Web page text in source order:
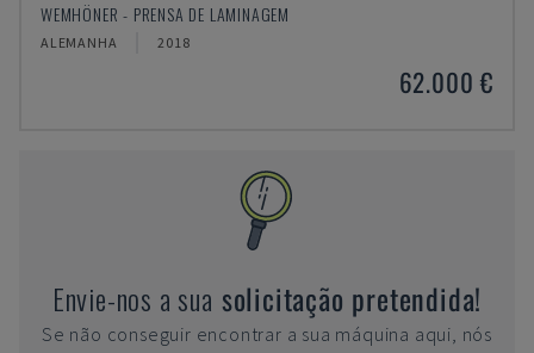
WEMHÖNER - PRENSA DE LAMINAGEM
ALEMANHA 2018
62.000 €
Envie-nos a sua solicitação pretendida!
Se não conseguir encontrar a sua máquina aqui, nós